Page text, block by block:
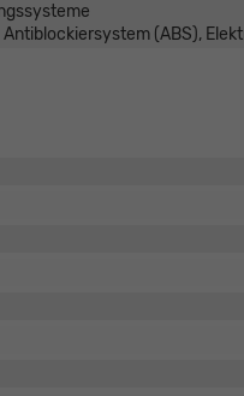
Antiblockiersystem (ABS),